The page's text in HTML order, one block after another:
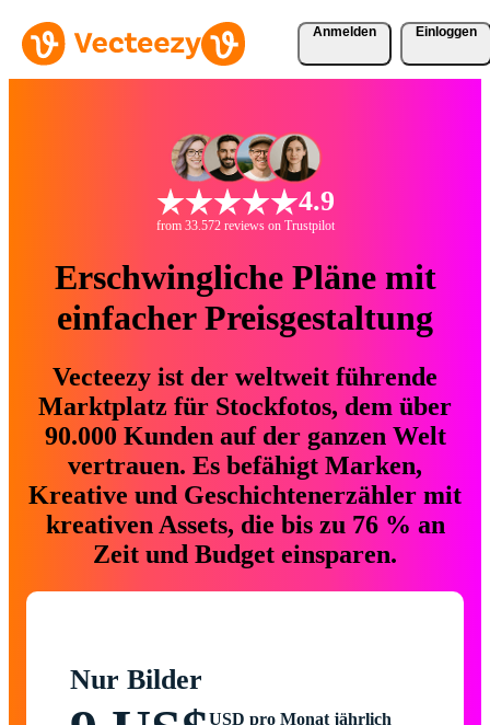
Anmelden Einloggen
4.9
from 33.572 reviews on Trustpilot
Erschwingliche Pläne mit
einfacher Preisgestaltung
Vecteezy ist der weltweit führende
Marktplatz für Stockfotos, dem über
90.000 Kunden auf der ganzen Welt
vertrauen. Es befähigt Marken,
Kreative und Geschichtenerzähler mit
kreativen Assets, die bis zu 76 % an
Zeit und Budget einsparen.
Nur Bilder
USD pro Monat jährlich